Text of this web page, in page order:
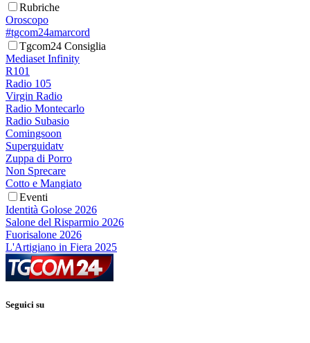
Rubriche
Oroscopo
#tgcom24amarcord
Tgcom24 Consiglia
Mediaset Infinity
R101
Radio 105
Virgin Radio
Radio Montecarlo
Radio Subasio
Comingsoon
Superguidatv
Zuppa di Porro
Non Sprecare
Cotto e Mangiato
Eventi
Identità Golose 2026
Salone del Risparmio 2026
Fuorisalone 2026
L'Artigiano in Fiera 2025
Seguici su